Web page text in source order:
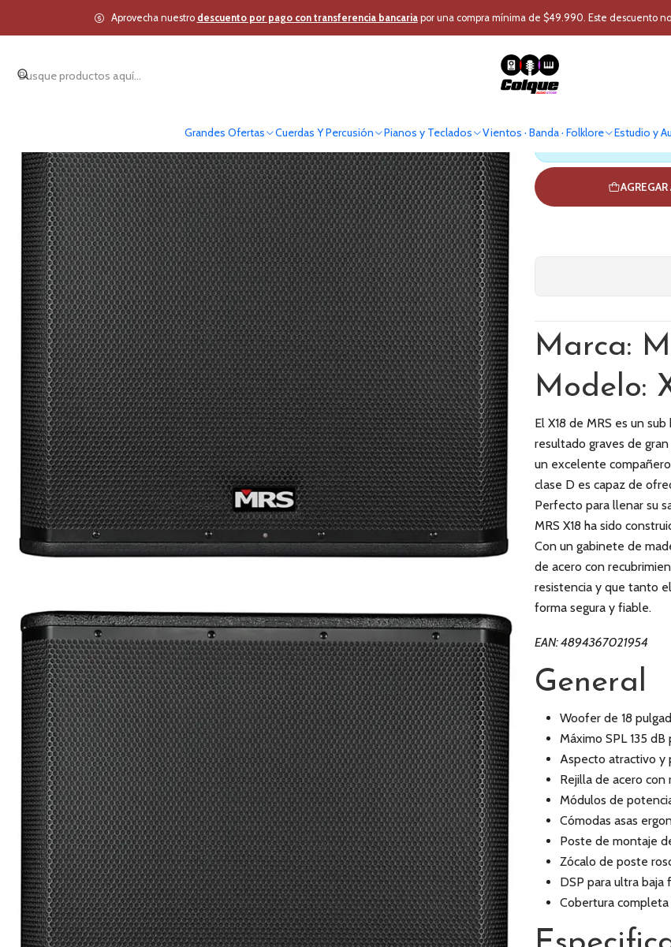
Grandes Ofertas Cuerdas Y Percusión Pianos y Teclados Vientos · Banda · Folklore Estudio y
Aprovecha nuestro descuento por pago con transferencia bancariapor una compra mínima de $49.990. Este descuento
Inicio Estudio y Audio Pro Audio Profesional Caja Acústica Subwoofer Activo Sub
Sub
Antes de
Marca:
Modelo:
El X18 de MRS es un
resultado graves de
un excelente
clase D es capaz de
Perfecto para llenar su
MRS X18 ha sido
Con un gabinete de
de acero con
resistencia y que tanto
forma segura y fiable.
EAN: 4894367021954
General
Woofer de 18
Máximo SPL 135 dB
Aspecto atractivo y
Rejilla de acero
Módulos de
Cómodas asas
Poste de montaje
Zócalo de poste
DSP para ultra baja
Cobertura